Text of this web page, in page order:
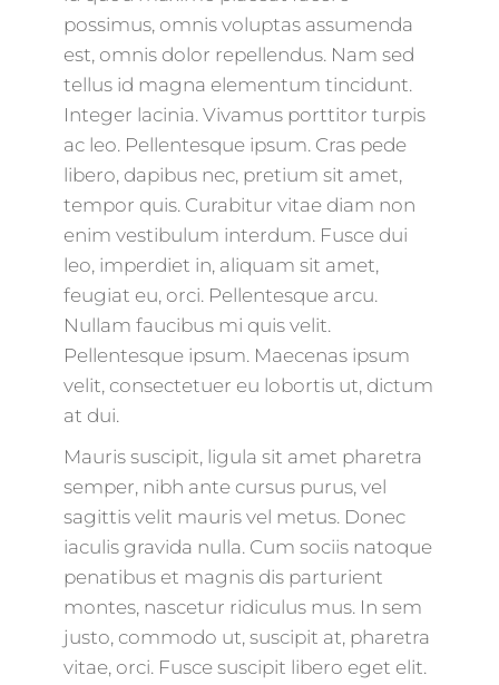
possimus, omnis voluptas assumenda
est, omnis dolor repellendus. Nam sed
tellus id magna elementum tincidunt.
Integer lacinia. Vivamus porttitor turpis
ac leo. Pellentesque ipsum. Cras pede
libero, dapibus nec, pretium sit amet,
tempor quis. Curabitur vitae diam non
enim vestibulum interdum. Fusce dui
leo, imperdiet in, aliquam sit amet,
feugiat eu, orci. Pellentesque arcu.
Nullam faucibus mi quis velit.
Pellentesque ipsum. Maecenas ipsum
velit, consectetuer eu lobortis ut, dictum
at dui.
Mauris suscipit, ligula sit amet pharetra
semper, nibh ante cursus purus, vel
sagittis velit mauris vel metus. Donec
iaculis gravida nulla. Cum sociis natoque
penatibus et magnis dis parturient
montes, nascetur ridiculus mus. In sem
justo, commodo ut, suscipit at, pharetra
vitae, orci. Fusce suscipit libero eget elit.